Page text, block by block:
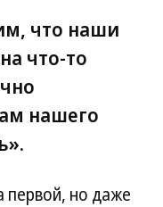
что наши
что-то
нашего
первой, но даже